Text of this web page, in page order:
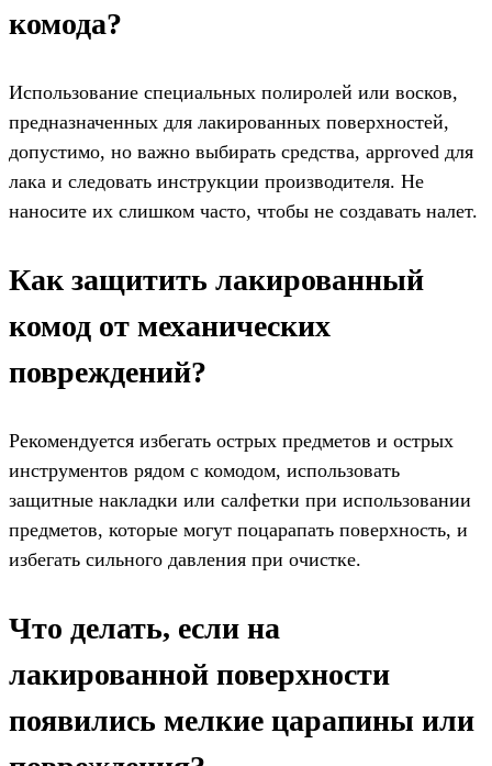
комода?
Использование специальных полиролей или восков,
предназначенных для лакированных поверхностей,
допустимо, но важно выбирать средства, approved для
лака и следовать инструкции производителя. Не
наносите их слишком часто, чтобы не создавать налет.
Как защитить лакированный
комод от механических
повреждений?
Рекомендуется избегать острых предметов и острых
инструментов рядом с комодом, использовать
защитные накладки или салфетки при использовании
предметов, которые могут поцарапать поверхность, и
избегать сильного давления при очистке.
Что делать, если на
лакированной поверхности
появились мелкие царапины или